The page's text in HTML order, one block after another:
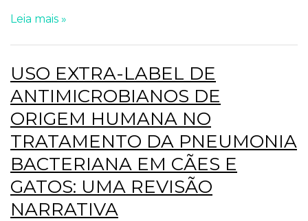
Leia mais »
USO EXTRA-LABEL DE
ANTIMICROBIANOS DE
ORIGEM HUMANA NO
TRATAMENTO DA PNEUMONIA
BACTERIANA EM CÃES E
GATOS: UMA REVISÃO
NARRATIVA